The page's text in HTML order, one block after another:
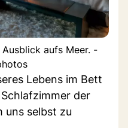
aufs Meer. -
Lebens im Bett
der
uns selbst zu